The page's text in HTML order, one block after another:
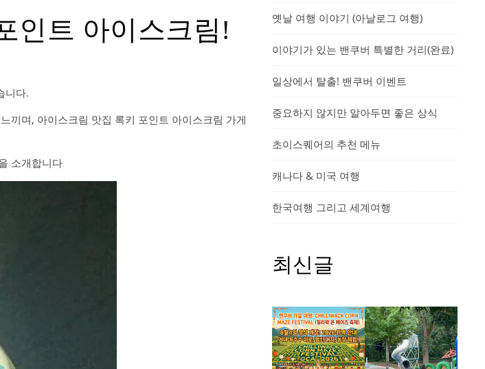
인트 아이스크림!
니다.
끼며, 아이스크림 맛집 록키 포인트 아이스크림 가게
소개합니다
옛날 여행 이야기 (아날로그 여행)
이야기가 있는 밴쿠버 특별한 거리(완료)
일상에서 탈출! 밴쿠버 이벤트
중요하지 않지만 알아두면 좋은 상식
초이스퀘어의 추천 메뉴
캐나다 & 미국 여행
한국여행 그리고 세계여행
최신글